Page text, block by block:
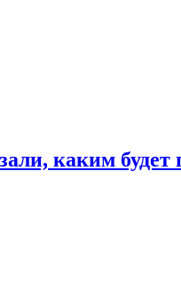
каким